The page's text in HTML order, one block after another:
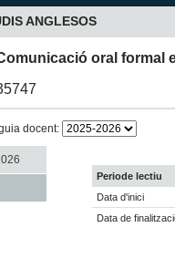
ANGLESOS
oral formal
docent:
Periode lectiu
Data d'inici
Data de